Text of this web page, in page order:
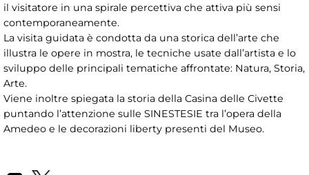
il visitatore in una spirale percettiva che attiva più sensi
contemporaneamente.
La visita guidata è condotta da una storica dell’arte che
illustra le opere in mostra, le tecniche usate dall’artista e lo
sviluppo delle principali tematiche affrontate: Natura, Storia,
Arte.
Viene inoltre spiegata la storia della Casina delle Civette
puntando l’attenzione sulle SINESTESIE tra l’opera della
Amedeo e le decorazioni liberty presenti del Museo.